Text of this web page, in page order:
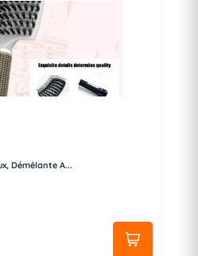
Démêlante A...